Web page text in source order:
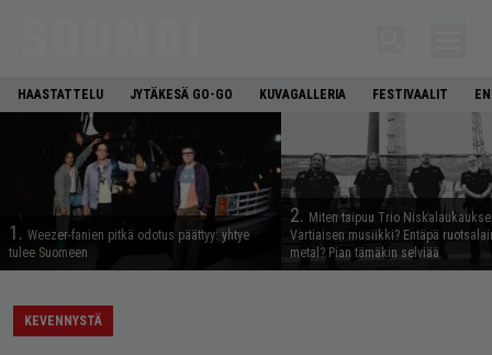
HAASTATTELU JYTÄKESÄ GO-GO KUVAGALLERIA FESTIVAALIT
1. Weezer-fanien pitkä odotus päättyy: yhtye
tulee Suomeen
2. Miten taipuu Trio
Vartiaisen musiikki? Entäpä
metal? Pian tämäkin selviää
KEVENNYSTÄ